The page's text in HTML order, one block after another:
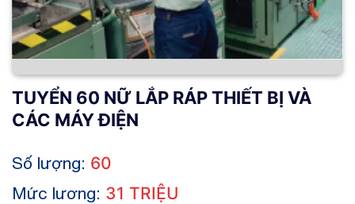
TUYỂN 60 NỮ LẮP RÁP THIẾT BỊ VÀ
CÁC MÁY ĐIỆN
Số lượng: 60
Mức lương: 31 TRIỆU